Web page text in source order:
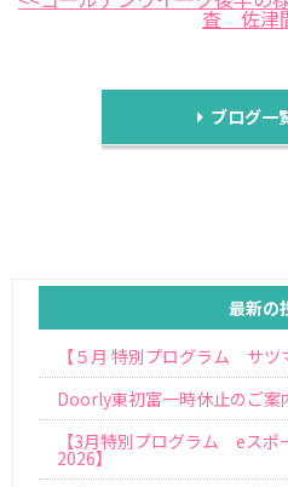
査 佐津
ブログ一
最新の
【５月 特別プログラム サツ
Doorly東初富一時休止のご案
【3月特別プログラム eス
2026】